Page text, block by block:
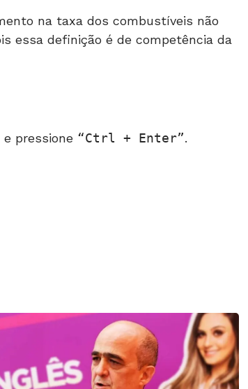
na taxa dos combustíveis não
essa definição é de competência da
pressione Ctrl + Enter .